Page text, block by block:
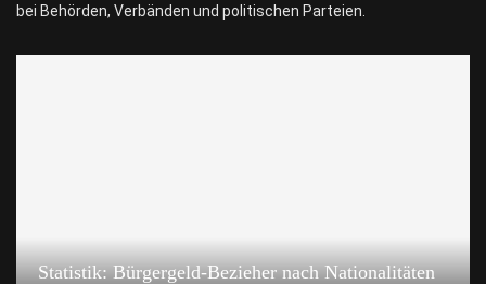
bei Behörden, Verbänden und politischen Parteien.
Statistik: Bürgergeld-Bezieher nach Nationalitäten